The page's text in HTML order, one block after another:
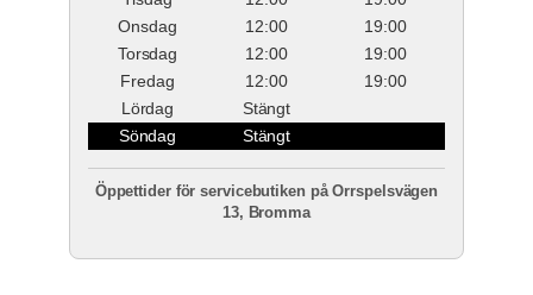
Onsdag
12:00
19:00
Torsdag
12:00
19:00
Fredag
12:00
19:00
Lördag
Stängt
Söndag
Stängt
Öppettider för servicebutiken på Orrspelsvägen
13, Bromma